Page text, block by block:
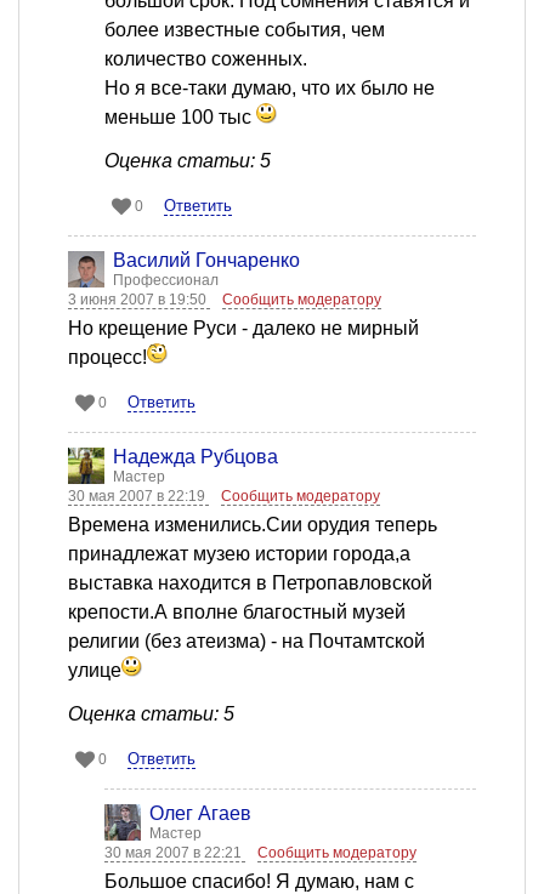
более известные события, чем
количество соженных.
Но я все-таки думаю, что их было не
меньше 100 тыс
Оценка статьи: 5
0 Ответить
Василий Гончаренко
Профессионал
3 июня 2007 в 19:50
Сообщить модератору
Но крещение Руси - далеко не мирный
процесс!
0 Ответить
Надежда Рубцова
Мастер
30 мая 2007 в 22:19
Сообщить модератору
Времена изменились.Сии орудия теперь
принадлежат музею истории города,а
выставка находится в Петропавловской
крепости.А вполне благостный музей
религии (без атеизма) - на Почтамтской
улице
Оценка статьи: 5
0 Ответить
Олег Агаев
Мастер
30 мая 2007 в 22:21
Сообщить модератору
Большое спасибо! Я думаю, нам с